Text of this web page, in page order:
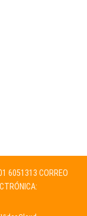
6051313 CORREO